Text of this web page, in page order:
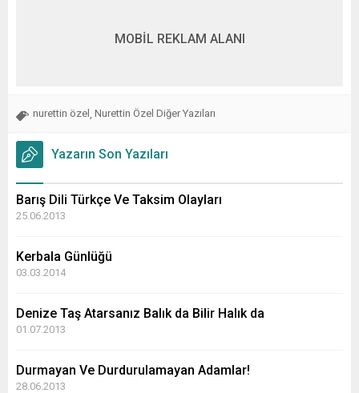
MOBİL REKLAM ALANI
nurettin özel , Nurettin Özel Diğer Yazıları
Yazarın Son Yazıları
Barış Dili Türkçe Ve Taksim Olayları
25.06.2013
Kerbala Günlüğü
03.03.2014
Denize Taş Atarsanız Balık da Bilir Halık da
01.07.2013
Durmayan Ve Durdurulamayan Adamlar!
28.06.2013